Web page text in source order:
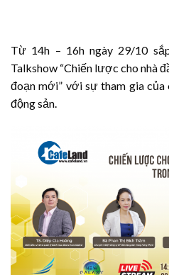
Từ 14h – 16h ngày 29/10
Talkshow “Chiến lược cho nhà
đoạn mới” với sự tham gia của
động sản.